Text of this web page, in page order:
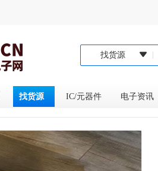
找货源
找货源 IC/元器件 电子资